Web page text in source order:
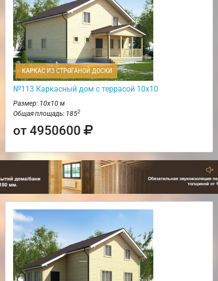
КАРКАС ИЗ СТРОГАНОЙ ДОСКИ
№113 Каркасный дом с террасой 10х10
Размер: 10х10 м
Общая площадь: 1852
от 4950600